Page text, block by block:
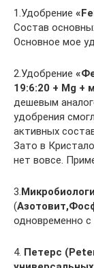
1.Удобрение
Состав
Основное мое
2.Удобрение
19:6:20 + Mg +
дешевым
удобрения
активных
Зато в
нет вовсе.
3.
(
одновременно
4. Петерс